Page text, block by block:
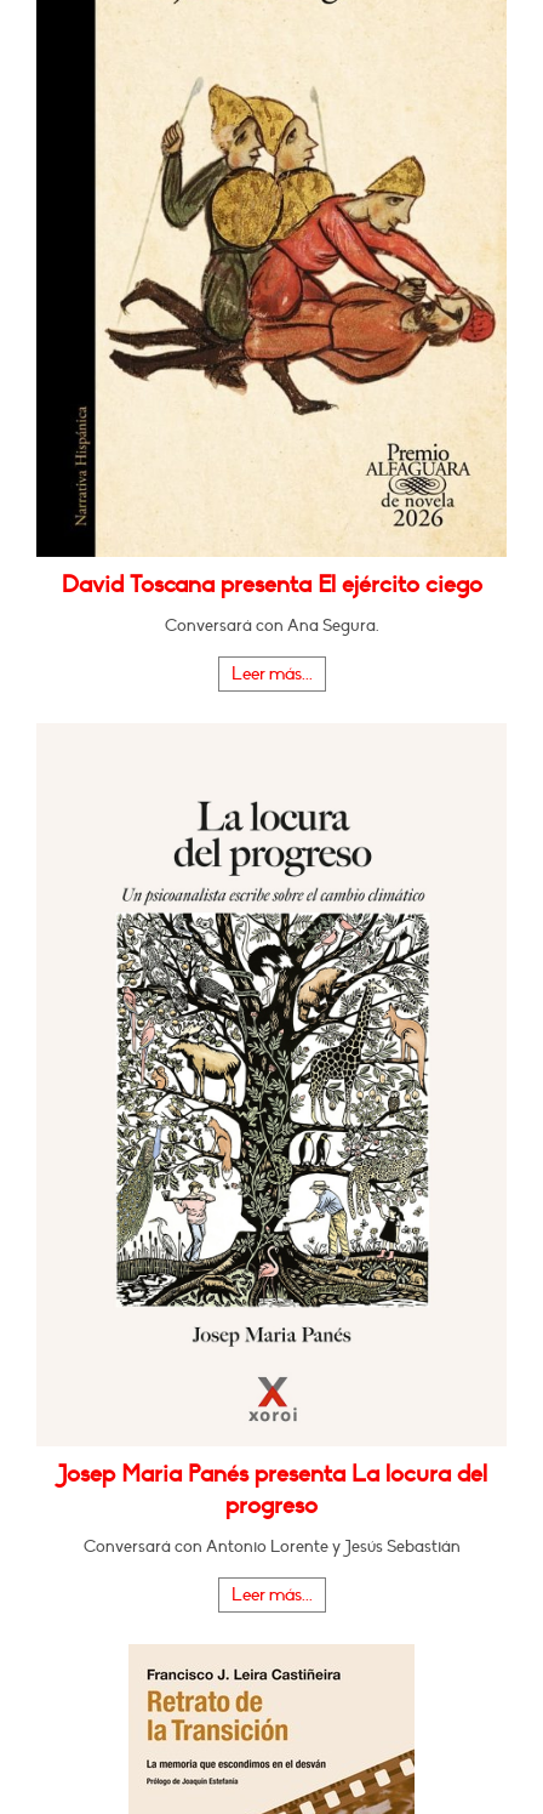
David Toscana presenta El ejército ciego
Conversará con Ana Segura.
Leer más...
Josep Maria Panés presenta La locura del
progreso
Conversará con Antonio Lorente y Jesús Sebastián
Leer más...